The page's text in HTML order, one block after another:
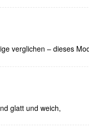
verglichen – dieses
glatt und weich,